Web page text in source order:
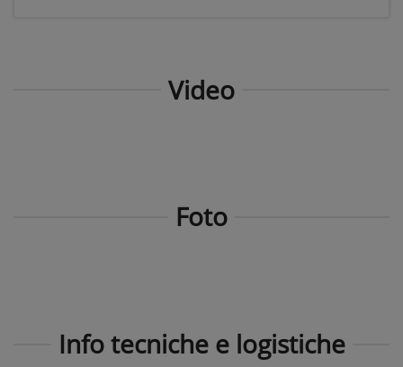
Video
Foto
Info tecniche e logistiche